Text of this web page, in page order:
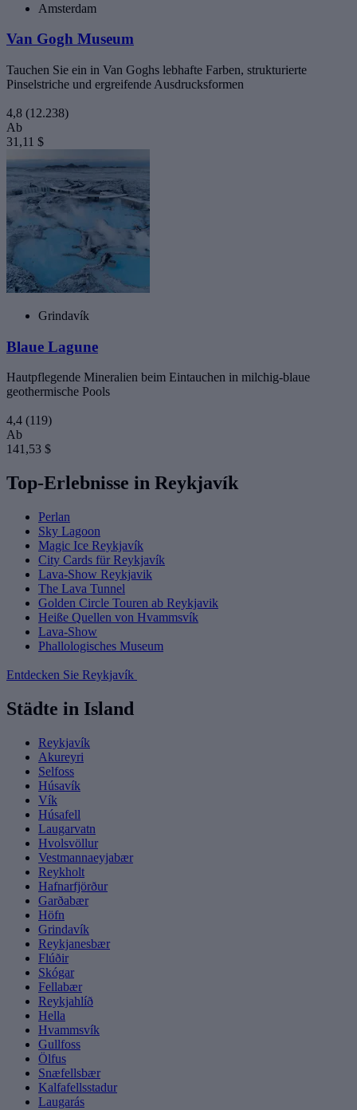
Amsterdam
Van Gogh Museum
Tauchen Sie ein in Van Goghs lebhafte Farben, strukturierte
Pinselstriche und ergreifende Ausdrucksformen
4,8 (12.238)
Ab
31,11 $
Grindavík
Blaue Lagune
Hautpflegende Mineralien beim Eintauchen in milchig-blaue
geothermische Pools
4,4 (119)
Ab
141,53 $
Top-Erlebnisse in Reykjavík
Perlan
Sky Lagoon
Magic Ice Reykjavík
City Cards für Reykjavík
Lava-Show Reykjavik
The Lava Tunnel
Golden Circle Touren ab Reykjavik
Heiße Quellen von Hvammsvík
Lava-Show
Phallologisches Museum
Entdecken Sie Reykjavík
Städte in Island
Reykjavík
Akureyri
Selfoss
Húsavík
Vík
Húsafell
Laugarvatn
Hvolsvöllur
Vestmannaeyjabær
Reykholt
Hafnarfjörður
Garðabær
Höfn
Grindavík
Reykjanesbær
Flúðir
Skógar
Fellabær
Reykjahlíð
Hella
Hvammsvík
Gullfoss
Ölfus
Snæfellsbær
Kalfafellsstadur
Laugarás